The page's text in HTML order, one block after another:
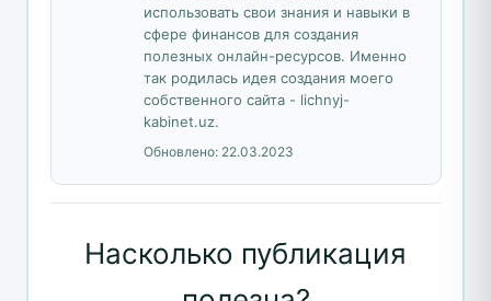
использовать свои знания и навыки в
сфере финансов для создания
полезных онлайн-ресурсов. Именно
так родилась идея создания моего
собственного сайта - lichnyj-
kabinet.uz.
Обновлено: 22.03.2023
Насколько публикация